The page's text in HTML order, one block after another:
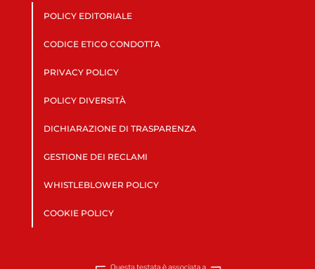
POLICY EDITORIALE
CODICE ETICO CONDOTTA
PRIVACY POLICY
POLICY DIVERSITÀ
DICHIARAZIONE DI TRASPARENZA
GESTIONE DEI RECLAMI
WHISTLEBLOWER POLICY
COOKIE POLICY